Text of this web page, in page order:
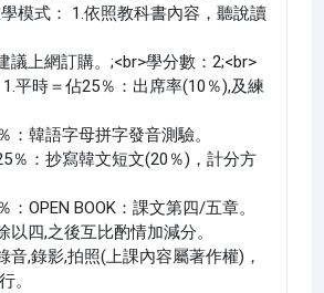
模式： 1.依照教科書內容，聽說讀
議上網訂購。;<br>學分數：2;<br>
平時＝佔25％：出席率(10％),及練
：韓語字母拼字發音測驗。
％：抄寫韓文短文(20％)，計分方
：OPEN BOOK：課文第四/五章。
以四,之後互比酌情加減分。
音,錄影,拍照(上課內容屬著作權)，
。